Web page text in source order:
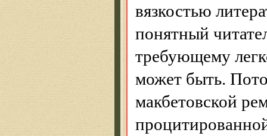
вязкостью
понятный
требующему
может быть.
макбетовской